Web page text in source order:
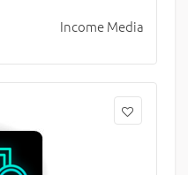
Income Media